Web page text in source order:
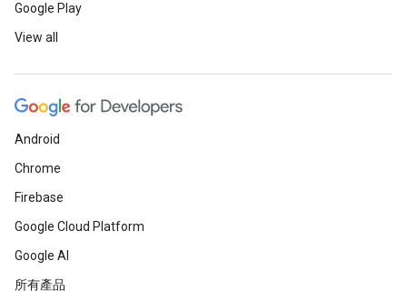
Google Play
View all
Android
Chrome
Firebase
Google Cloud Platform
Google AI
所有產品